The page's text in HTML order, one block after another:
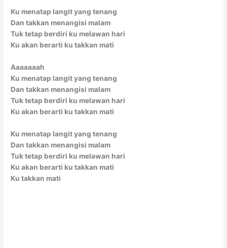
Ku menatap langit yang tenang
Dan takkan menangisi malam
Tuk tetap berdiri ku melawan hari
Ku akan berarti ku takkan mati
Aaaaaaah
Ku menatap langit yang tenang
Dan takkan menangisi malam
Tuk tetap berdiri ku melawan hari
Ku akan berarti ku takkan mati
Ku menatap langit yang tenang
Dan takkan menangisi malam
Tuk tetap berdiri ku melawan hari
Ku akan berarti ku takkan mati
Ku takkan mati